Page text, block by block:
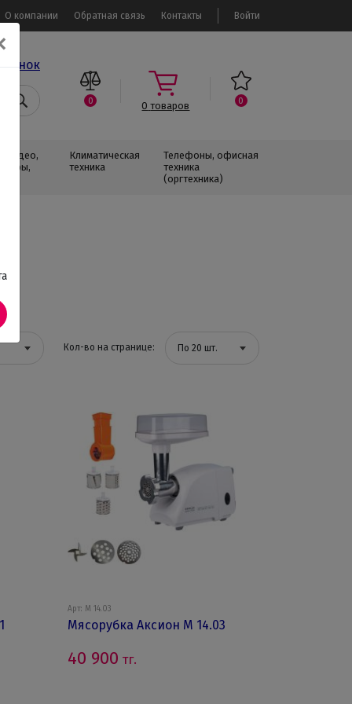
Войти
О компании Обратная связь Контакты
0 0 товаров 0
Видео,
Климатическая
техника
Телефоны, офисная
техника
(оргтехника)
Кол-во на странице: По 20 шт.
Арт: М 14.03
Мясорубка Аксион М 14.03
40 900 тг.